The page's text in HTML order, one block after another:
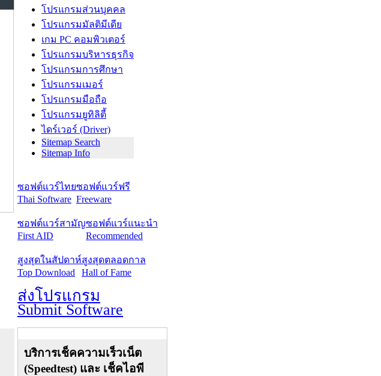
โปรแกรมส่วนบุคคล
โปรแกรมมัลติมีเดีย
เกม PC คอมพิวเตอร์
โปรแกรมบริหารธุรกิจ
โปรแกรมการศึกษา
โปรแกรมเมอร์
โปรแกรมมือถือ
โปรแกรมยูทิลิตี้
ไดร์เวอร์ (Driver)
Sitemap Search
Sitemap Info
ซอฟต์แวร์ไทย
Thai Software
ซอฟต์แวร์ฟรี
Freeware
ซอฟต์แวร์สามัญ
First AID
ซอฟต์แวร์แนะนำ
Recommended
สูงสุดในสัปดาห์
Top Download
สูงสุดตลอดกาล
Hall of Fame
ส่งโปรแกรม
Submit Software
บริการเช็คความเร็วเน็ต
(Speedtest) และ เช็คไอพี